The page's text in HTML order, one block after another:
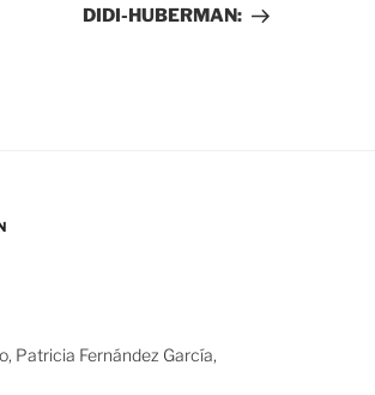
DIDI-HUBERMAN:
Patricia Fernández García,